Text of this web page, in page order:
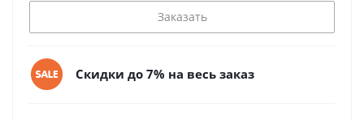
Заказать
Скидки до 7% на весь заказ